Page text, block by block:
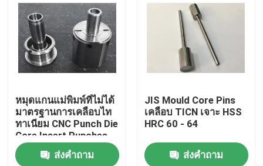
หมุดแกนแม่พิมพ์ที่ไม่ได้
มาตรฐานการเคลือบไท
ทาเนียม CNC Punch Die
Core Insert Punches
ส่งคำถาม
JIS Mould Core Pins
เคลือบ TICN เจาะ HSS
HRC 60 - 64
ส่งคำถาม